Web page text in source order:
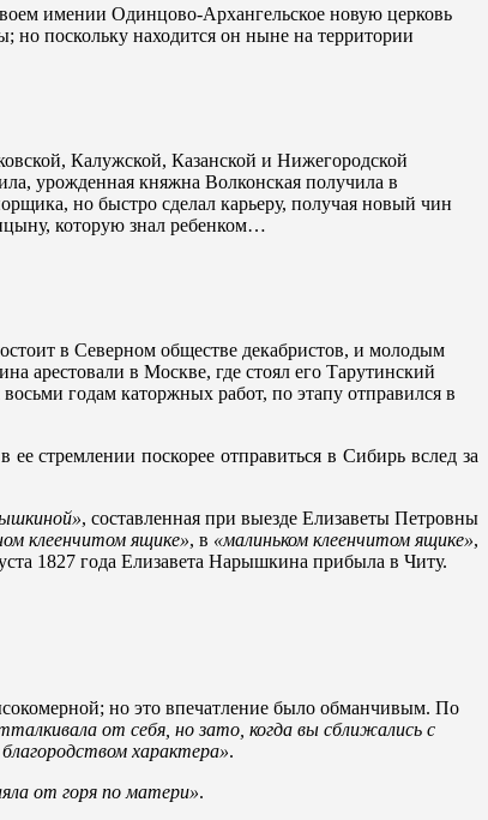
имении Одинцово-Архангельское новую церковь
поскольку находится он ныне на территории
Калужской, Казанской и Нижегородской
урожденная княжна Волконская получила в
но быстро сделал карьеру, получая новый чин
которую знал ребенком…
в Северном обществе декабристов, и молодым
арестовали в Москве, где стоял его Тарутинский
годам каторжных работ, по этапу отправился в
стремлении поскорее отправиться в Сибирь вслед за
, составленная при выезде Елизаветы Петровны
клеенчитом ящике», в «малиньком клеенчитом ящике»,
1827 года Елизавета Нарышкина прибыла в Читу.
но это впечатление было обманчивым. По
от себя, но зато, когда вы сближались с
характера».
от горя по матери».